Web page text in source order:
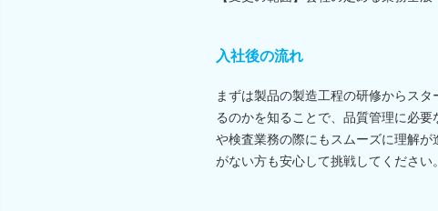
入社後の流れ
まずは製品の製造工程の研修からス
るのかを知ることで、品質管理に必
や検査業務の際にもスムーズに理解
がない方も安心して挑戦してください。